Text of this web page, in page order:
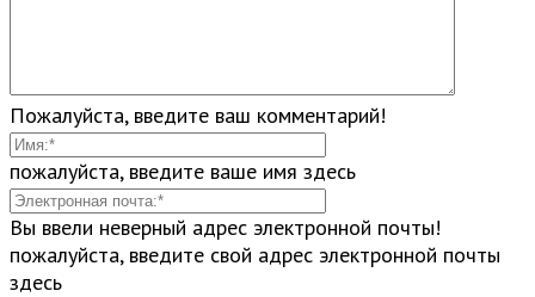
Пожалуйста, введите ваш комментарий!
пожалуйста, введите ваше имя здесь
Вы ввели неверный адрес электронной почты!
пожалуйста, введите свой адрес электронной почты
здесь